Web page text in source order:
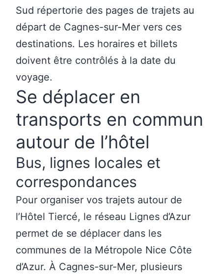
Sud répertorie des pages de trajets au
départ de Cagnes-sur-Mer vers ces
destinations. Les horaires et billets
doivent être contrôlés à la date du
voyage.
Se déplacer en
transports en commun
autour de l’hôtel
Bus, lignes locales et
correspondances
Pour organiser vos trajets autour de
l’Hôtel Tiercé, le réseau Lignes d’Azur
permet de se déplacer dans les
communes de la Métropole Nice Côte
d’Azur. À Cagnes-sur-Mer, plusieurs